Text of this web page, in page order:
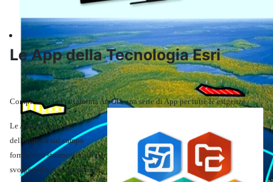
Informatica
Le App della Tecnologia Esri
Completano la Piattaforma ArcGIS una serie di App per tutte le esigenze.
Le App a supporto
dell’attività sul campo
forniscono strumenti utili per
svolgere diverse operazioni,